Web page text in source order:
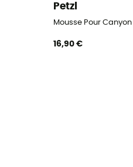
Petzl
Mousse Pour
16,90 €